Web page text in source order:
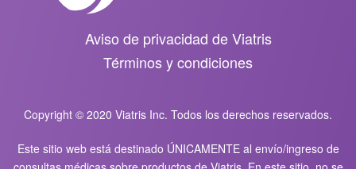
Aviso de privacidad de Viatris
Términos y condiciones
Copyright © 2020 Viatris Inc. Todos los derechos reservados.
Este sitio web está destinado ÚNICAMENTE al envío/ingreso de